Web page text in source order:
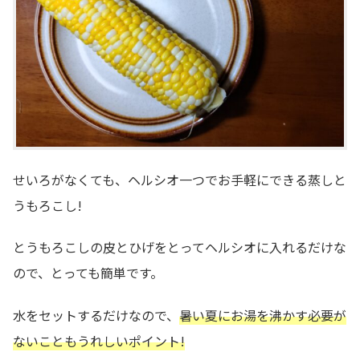
せいろがなくても、ヘルシオ一つでお手軽にできる蒸しと
うもろこし!
とうもろこしの皮とひげをとってヘルシオに入れるだけな
ので、とっても簡単です。
水をセットするだけなので、 暑い夏にお湯を沸かす必要が
ないこともうれしいポイント!